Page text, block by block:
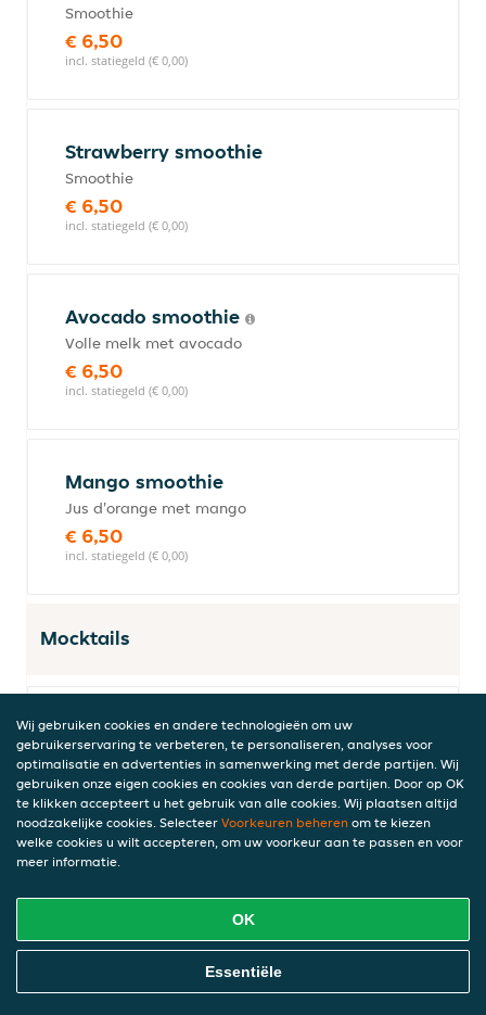
Smoothie
€ 6,50
incl. statiegeld (€ 0,00)
Strawberry smoothie
Smoothie
€ 6,50
incl. statiegeld (€ 0,00)
Avocado smoothie
Volle melk met avocado
€ 6,50
incl. statiegeld (€ 0,00)
Mango smoothie
Jus d'orange met mango
€ 6,50
incl. statiegeld (€ 0,00)
Mocktails
Bubble gum mocktail
1 stuk
€ 10,50
incl. statiegeld (€ 0,00)
Mango mocktail
€ 8,95
Online Eten Bestellen
Wij gebruiken cookies en andere technologieën om uw
gebruikerservaring te verbeteren, te personaliseren, analyses voor
optimalisatie en advertenties in samenwerking met derde partijen. Wij
gebruiken onze eigen cookies en cookies van derde partijen. Door op OK
te klikken accepteert u het gebruik van alle cookies. Wij plaatsen altijd
noodzakelijke cookies. Selecteer Voorkeuren beheren om te kiezen
welke cookies u wilt accepteren, om uw voorkeur aan te passen en voor
meer informatie.
OK
Essentiële